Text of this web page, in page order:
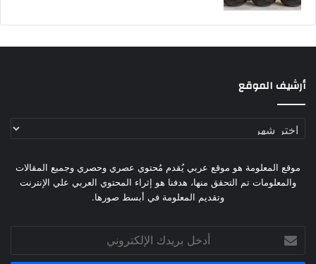
أرشيف الموقع
أرشيف
موقع المعلومة هو موقع عربي يُقدم مُحتوي عصري وحصري وجميع المقالات
والمعلومات تم التحقق منها، هدفنا هو إثراء المحتوي العربي علي الإنترنت
وتقديم المعلومة في أبسط صورها.
بريدك
الإلكتروني